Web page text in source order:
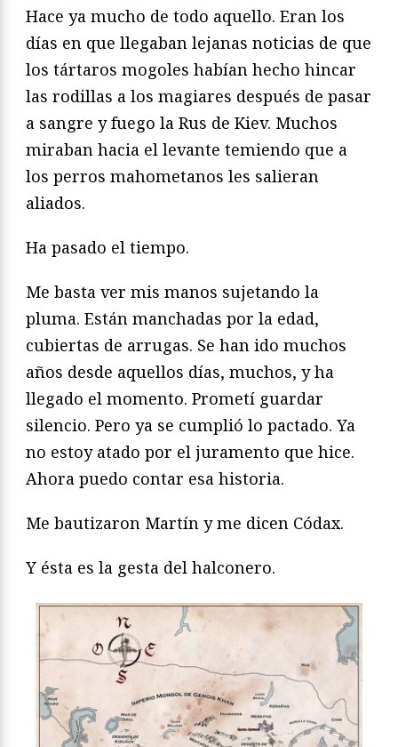
Hace ya mucho de todo aquello. Eran los
días en que llegaban lejanas noticias de que
los tártaros mogoles habían hecho hincar
las rodillas a los magiares después de pasar
a sangre y fuego la Rus de Kiev. Muchos
miraban hacia el levante temiendo que a
los perros mahometanos les salieran
aliados.
Ha pasado el tiempo.
Me basta ver mis manos sujetando la
pluma. Están manchadas por la edad,
cubiertas de arrugas. Se han ido muchos
años desde aquellos días, muchos, y ha
llegado el momento. Prometí guardar
silencio. Pero ya se cumplió lo pactado. Ya
no estoy atado por el juramento que hice.
Ahora puedo contar esa historia.
Me bautizaron Martín y me dicen Códax.
Y ésta es la gesta del halconero.